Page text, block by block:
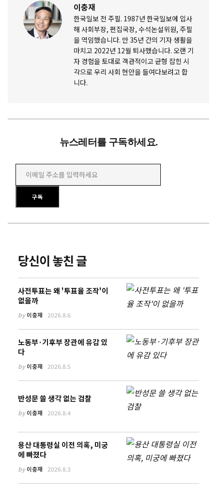
이충재
한국일보 전 주필. 1987년 한국일보에 입사
해 사회부장, 편집국장, 수석논설위원, 주필
을 역임했습니다. 만 35년 간의 기자 생활을
마치고 2022년 12월 퇴사했습니다. 오랜 기
자 경험을 토대로 객관적이고 균형 잡힌 시
각으로 우리 사회 현안을 들여다보려고 합
니다.
뉴스레터를 구독하세요.
이메일 주소를 입력하세요
구독
당신이 놓친 글
사전투표는 왜 '투표율 조작'이
없을까
by이충재 2026.8.6
노동부·기후부 장관에 유감 있
다
by이충재 2026.8.5
반성문 쓸 생각 없는 검찰
by이충재 2026.8.4
용산 대통령실 이전 의혹, 미궁
에 빠졌다
by이충재 2026.8.3